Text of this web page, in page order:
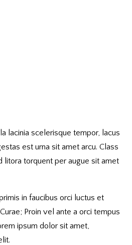
lacinia scelerisque tempor, lacus
est urna sit amet arcu. Class
litora torquent per augue sit amet
in faucibus orci luctus et
Proin vel ante a orci tempus
ipsum dolor sit amet,